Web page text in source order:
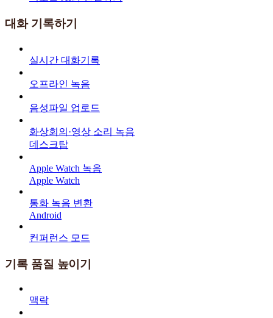
대화 기록하기
실시간 대화기록
오프라인 녹음
음성파일 업로드
화상회의·영상 소리 녹음
데스크탑
Apple Watch 녹음
Apple Watch
통화 녹음 변환
Android
컨퍼런스 모드
기록 품질 높이기
맥락